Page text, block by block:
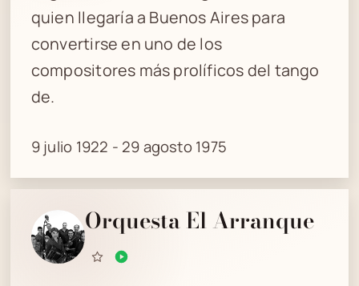
quien llegaría a Buenos Aires para
convertirse en uno de los
compositores más prolíficos del tango
de.
9 julio 1922 - 29 agosto 1975
Orquesta El Arranque